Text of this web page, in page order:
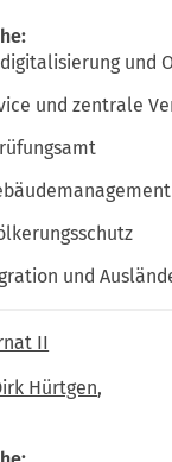
und
und zentrale
und
II
Hürtgen,